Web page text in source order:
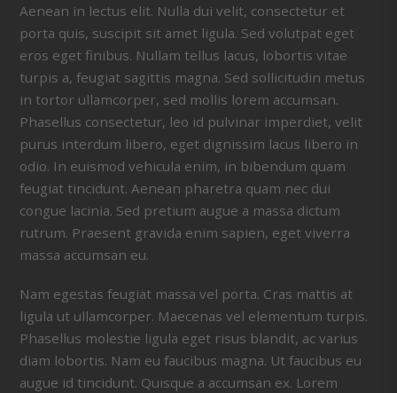
Aenean in lectus elit. Nulla dui velit, consectetur et
porta quis, suscipit sit amet ligula. Sed volutpat eget
eros eget finibus. Nullam tellus lacus, lobortis vitae
turpis a, feugiat sagittis magna. Sed sollicitudin metus
in tortor ullamcorper, sed mollis lorem accumsan.
Phasellus consectetur, leo id pulvinar imperdiet, velit
purus interdum libero, eget dignissim lacus libero in
odio. In euismod vehicula enim, in bibendum quam
feugiat tincidunt. Aenean pharetra quam nec dui
congue lacinia. Sed pretium augue a massa dictum
rutrum. Praesent gravida enim sapien, eget viverra
massa accumsan eu.
Nam egestas feugiat massa vel porta. Cras mattis at
ligula ut ullamcorper. Maecenas vel elementum turpis.
Phasellus molestie ligula eget risus blandit, ac varius
diam lobortis. Nam eu faucibus magna. Ut faucibus eu
augue id tincidunt. Quisque a accumsan ex. Lorem